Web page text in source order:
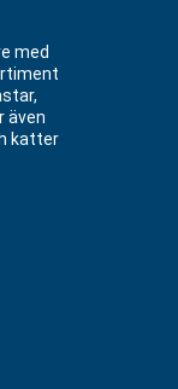
med
även
katter